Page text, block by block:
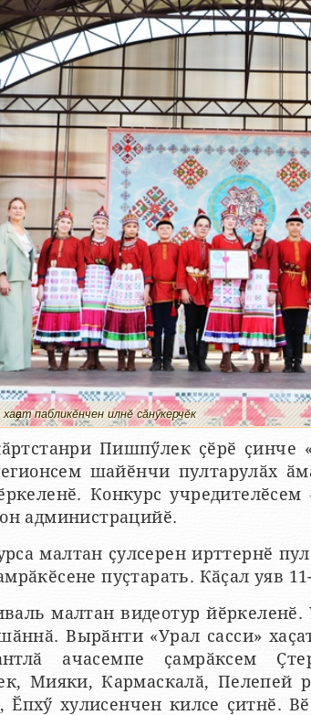
пабликӗнчен илнӗ сӑнӳкерчӗк
Пишпӳлек ҫӗрӗ ҫинче
шайӗнчи пултарулӑх
Конкурс
администрацийӗ.
малтан ҫулсерен ирттернӗ
пуҫтарать. Кӑҫал уяв
малтан видеотур
Вырӑнти «Урал сасси»
ачасемпе ҫамрӑксем
Мияки, Кармаскалӑ, Пелепей
Ӗпхӳ хулисенчен килсе ҫитнӗ.